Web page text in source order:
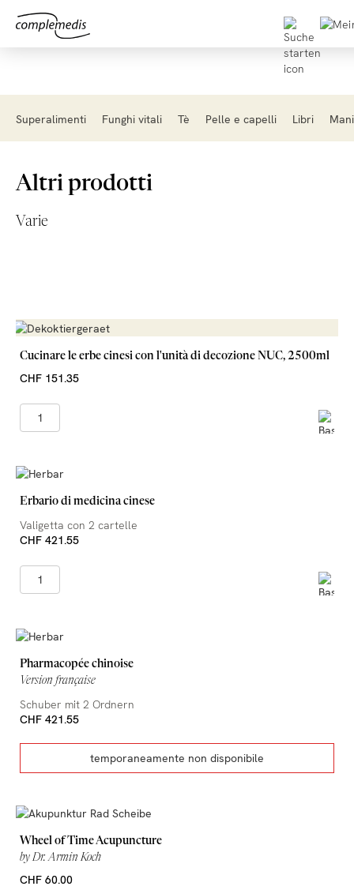
Superalimenti Funghi vitali Tè Pelle e capelli Libri
Altri prodotti
Varie
Cucinare le erbe cinesi con l'unità di decozione NUC, 2500ml
CHF 151.35
Erbario di medicina cinese
Valigetta con 2 cartelle
CHF 421.55
Pharmacopée chinoise
Version française
Schuber mit 2 Ordnern
CHF 421.55
temporaneamente non disponibile
Wheel of Time Acupuncture
by Dr. Armin Koch
CHF 60.00